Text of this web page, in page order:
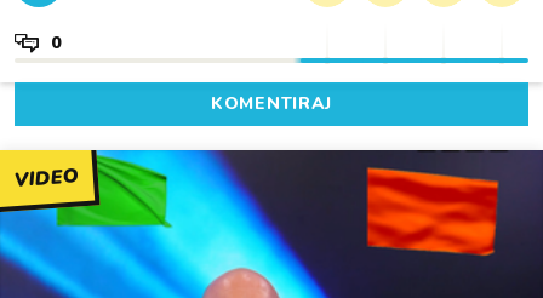
0
KOMENTIRAJ
VIDEO